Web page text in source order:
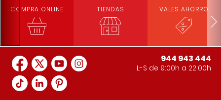
COMPRA ONLINE TIENDAS VALES AHORRO
944 943 444
L-S de 9:00h a 22:00h